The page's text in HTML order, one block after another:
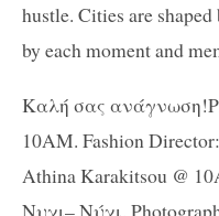
hustle. Cities are
by each moment and
Καλή σας ανάγνωση!
10AM. Fashion
Athina Karakitsou @
Νυχι–Νύχι.